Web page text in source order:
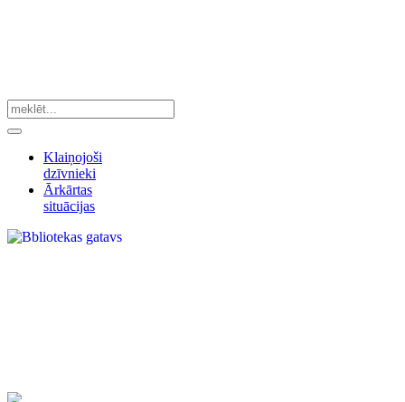
Klaiņojoši
dzīvnieki
Ārkārtas
situācijas